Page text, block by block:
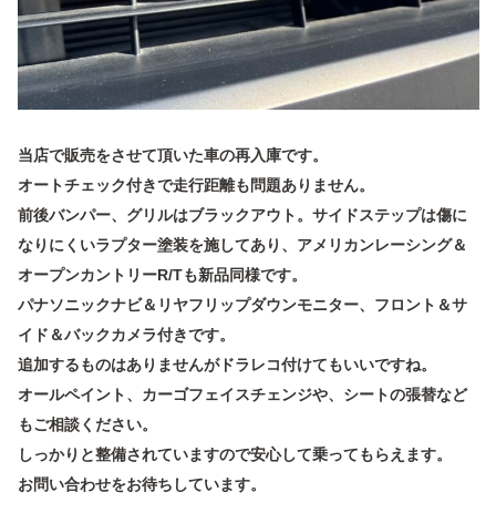
当店で販売をさせて頂いた車の再入庫です。
オートチェック付きで走行距離も問題ありません。
前後バンパー、グリルはブラックアウト。サイドステップは傷に
なりにくいラプター塗装を施してあり、アメリカンレーシング＆
オープンカントリーR/Tも新品同様です。
パナソニックナビ＆リヤフリップダウンモニター、フロント＆サ
イド＆バックカメラ付きです。
追加するものはありませんがドラレコ付けてもいいですね。
オールペイント、カーゴフェイスチェンジや、シートの張替など
もご相談ください。
しっかりと整備されていますので安心して乗ってもらえます。
お問い合わせをお待ちしています。